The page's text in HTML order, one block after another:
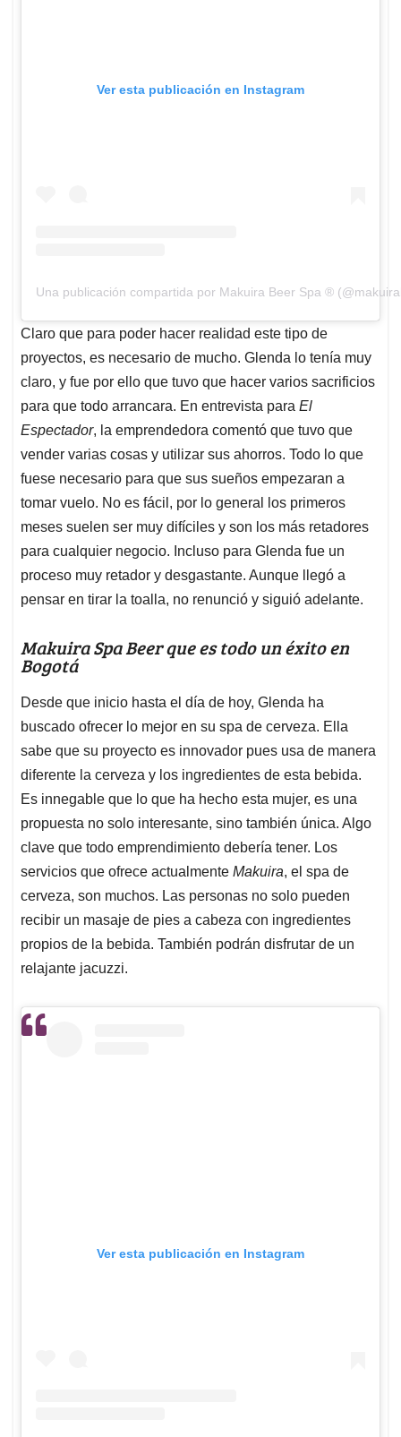
Ver esta publicación en Instagram
Una publicación compartida por Makuira Beer Spa ®
Claro que para poder hacer realidad este tipo de
proyectos, es necesario de mucho. Glenda lo tenía muy
claro, y fue por ello que tuvo que hacer varios sacrificios
para que todo arrancara. En entrevista para El
Espectador, la emprendedora comentó que tuvo que
vender varias cosas y utilizar sus ahorros. Todo lo que
fuese necesario para que sus sueños empezaran a
tomar vuelo. No es fácil, por lo general los primeros
meses suelen ser muy difíciles y son los más retadores
para cualquier negocio. Incluso para Glenda fue un
proceso muy retador y desgastante. Aunque llegó a
pensar en tirar la toalla, no renunció y siguió adelante.
Makuira Spa Beer que es todo un éxito en
Bogotá
Desde que inicio hasta el día de hoy, Glenda ha
buscado ofrecer lo mejor en su spa de cerveza. Ella
sabe que su proyecto es innovador pues usa de manera
diferente la cerveza y los ingredientes de esta bebida.
Es innegable que lo que ha hecho esta mujer, es una
propuesta no solo interesante, sino también única. Algo
clave que todo emprendimiento debería tener. Los
servicios que ofrece actualmente Makuira, el spa de
cerveza, son muchos. Las personas no solo pueden
recibir un masaje de pies a cabeza con ingredientes
propios de la bebida. También podrán disfrutar de un
relajante jacuzzi.
Ver esta publicación en Instagram